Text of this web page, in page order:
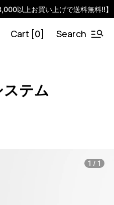
以上お買い上げで送料無料!!】
Cart [0] Search
テム
1 / 1